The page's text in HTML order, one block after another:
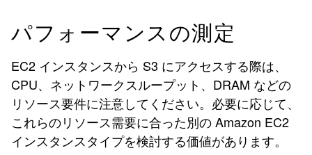
パフォーマンスの測定
EC2 インスタンスから S3 にアクセスする際は、
CPU、ネットワークスループット、DRAM などの
リソース要件に注意してください。必要に応じて、
これらのリソース需要に合った別の Amazon EC2
インスタンスタイプを検討する価値があります。